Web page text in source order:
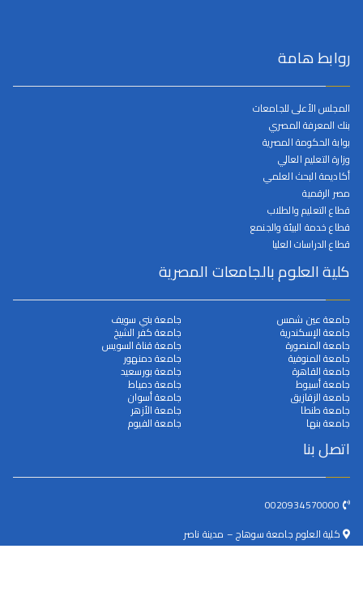
روابط هامة
المجلس الأعلى للجامعات
بنك المعرفة المصري
بوابة الحكومة المصرية
وزارة التعليم العالي
أكاديمة البحث العلمي
مصر الرقمية
قطاع التعليم والطلاب
قطاع خدمة البيئة والجنمع
قطاع الدراسات العليا
كلية العلوم بالجامعات المصرية
جامعة عين شمس
جامعة الإسكندرية
جامعة المنصورة
جامعة المنوفية
جامعة القاهرة
جامعة أسيوط
جامعة الزقازيق
جامعة طنطا
جامعة بنها
جامعة بني سويف
جامعة كفر الشيخ
جامعة قناة السويس
جامعة دمنهور
جامعة بورسعيد
جامعة دمياط
جامعة أسوان
جامعة الأزهر
جامعة الفيوم
اتصل بنا
كلية العلوم جامعة سوهاج – مدينة ناصر